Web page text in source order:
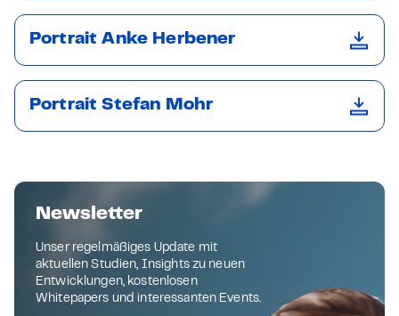
Portrait Anke Herbener
Portrait Stefan Mohr
Newsletter
Unser regelmäßiges Update mit
aktuellen Studien, Insights zu neuen
Entwicklungen, kostenlosen
Whitepapers und interessanten Events.